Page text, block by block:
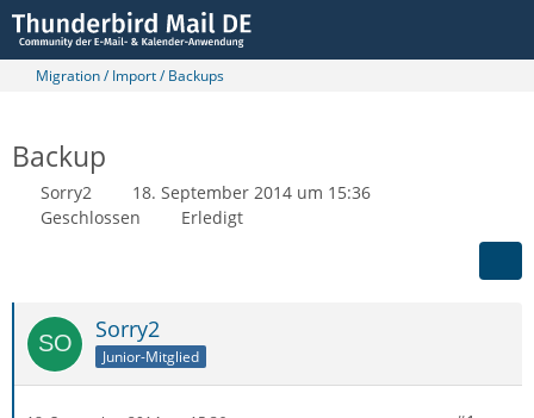
Migration / Import / Backups
Backup
Sorry2
18. September 2014 um 15:36
Geschlossen
Erledigt
Sorry2
Junior-Mitglied